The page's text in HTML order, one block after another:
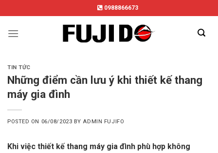
to
content
0988866673
TIN TỨC
Những điểm cần lưu ý khi thiết kế thang
máy gia đình
POSTED ON 06/08/2023 BY ADMIN FUJIFO
Khi việc thiết kế thang máy gia đình phù hợp không